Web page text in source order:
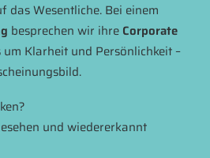
das Wesentliche. Bei einem
besprechen wir ihre Corporate
um Klarheit und Persönlichkeit –
und wiedererkannt